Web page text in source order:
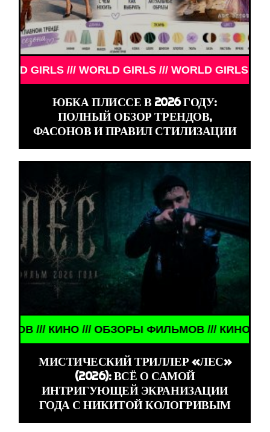
GIRLS /// WORLD GIRLS ///
ЮБКА ПЛИССЕ В 2026 ГОДУ:
ПОЛНЫЙ ОБЗОР ТРЕНДОВ,
ФАСОНОВ И ПРАВИЛ СТИЛИЗАЦИИ
/// КИНО /// ОБЗОРЫ ФИЛЬМОВ ///
МИСТИЧЕСКИЙ ТРИЛЛЕР «ЛЕС»
(2026): ВСЁ О САМОЙ
ИНТРИГУЮЩЕЙ ЭКРАНИЗАЦИИ
ГОДА С НИКИТОЙ КОЛОГРИВЫМ